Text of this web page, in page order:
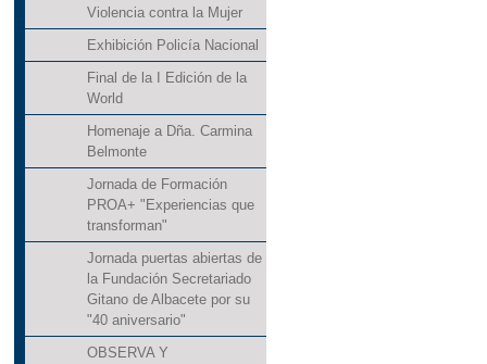
Violencia contra la Mujer
Exhibición Policía Nacional
Final de la I Edición de la
World
Homenaje a Dña. Carmina
Belmonte
Jornada de Formación
PROA+ "Experiencias que
transforman"
Jornada puertas abiertas de
la Fundación Secretariado
Gitano de Albacete por su
"40 aniversario"
OBSERVA Y